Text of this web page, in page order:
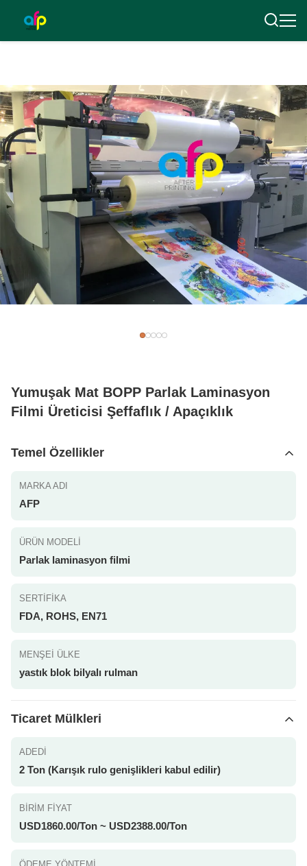
Yumuşak Mat BOPP Parlak Laminasyon
Filmi Üreticisi Şeffaflık / Apaçıklık
Temel Özellikler
MARKA ADI
AFP
ÜRÜN MODELI
Parlak laminasyon filmi
SERTIFIKA
FDA, ROHS, EN71
MENŞEI ÜLKE
yastık blok bilyalı rulman
Ticaret Mülkleri
ADEDI
2 Ton (Karışık rulo genişlikleri kabul edilir)
BIRIM FIYAT
USD1860.00/Ton ~ USD2388.00/Ton